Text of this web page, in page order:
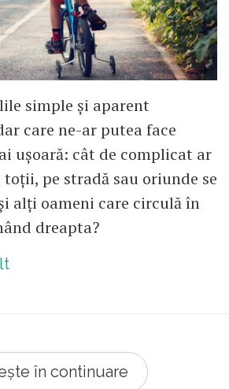
simple și aparent
care ne-ar putea face
ușoară: cât de complicat ar
toții, pe stradă sau oriunde se
alți oameni care circulă în
dreapta?
în continuare